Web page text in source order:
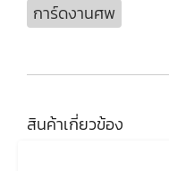
การ์ดงานศพ
สินค้าเกี่ยวข้อง